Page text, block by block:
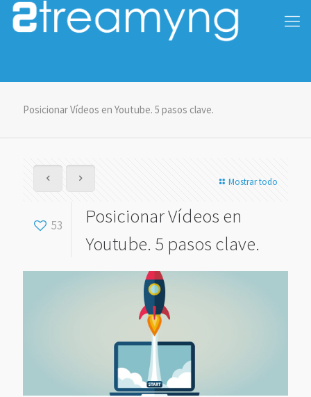
Posicionar Vídeos en Youtube. 5 pasos clave.
Mostrar todo
53
Posicionar Vídeos en
Youtube. 5 pasos clave.